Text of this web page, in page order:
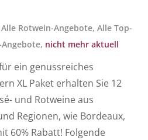
Alle Rotwein-Angebote, Alle Top-
, nicht mehr aktuell
ein genussreiches
XL Paket erhalten Sie 12
und Rotweine aus
Regionen, wie Bordeaux,
60% Rabatt! Folgende